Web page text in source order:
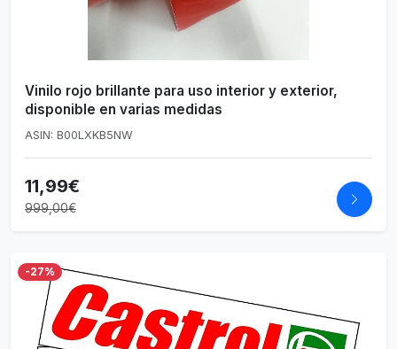
Vinilo rojo brillante para uso interior y exterior,
disponible en varias medidas
ASIN: B00LXKB5NW
11,99€
999,00€
-27%